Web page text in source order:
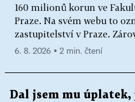
160 milionů korun ve
Praze. Na svém webu to
zastupitelství v Praze.
6. 8. 2026 ▪ 2 min. čtení
Dal jsem mu